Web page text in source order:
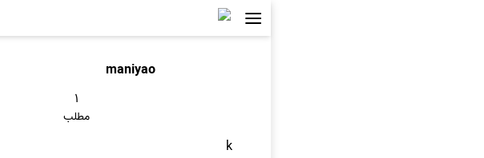
maniyao
۱
مطلب
k